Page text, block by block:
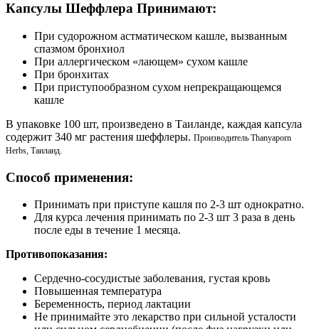
Капсулы Шеффлера Принимают:
При судорожном астматическом кашле, вызванным
спазмом бронхиол
При аллергическом «лающем» сухом кашле
При бронхитах
При приступообразном сухом непрекращающемся
кашле
В упаковке 100 шт, произведено в Таиланде, каждая капсула
содержит 340 мг растения шеффлеры. Производитель Thanyaporn
Herbs, Таиланд.
Способ применения:
Принимать при приступе кашля по 2-3 шт однократно.
Для курса лечения принимать по 2-3 шт 3 раза в день
после еды в течение 1 месяца.
Противопоказания:
Сердечно-сосудистые заболевания, густая кровь
Повышенная температура
Беременность, период лактации
Не принимайте это лекарство при сильной усталости